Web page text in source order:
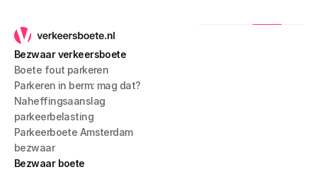
Bezwaar verkeersboete
Boete fout parkeren
Parkeren in berm: mag dat?
Naheffingsaanslag
parkeerbelasting
Parkeerboete Amsterdam
bezwaar
Bezwaar boete